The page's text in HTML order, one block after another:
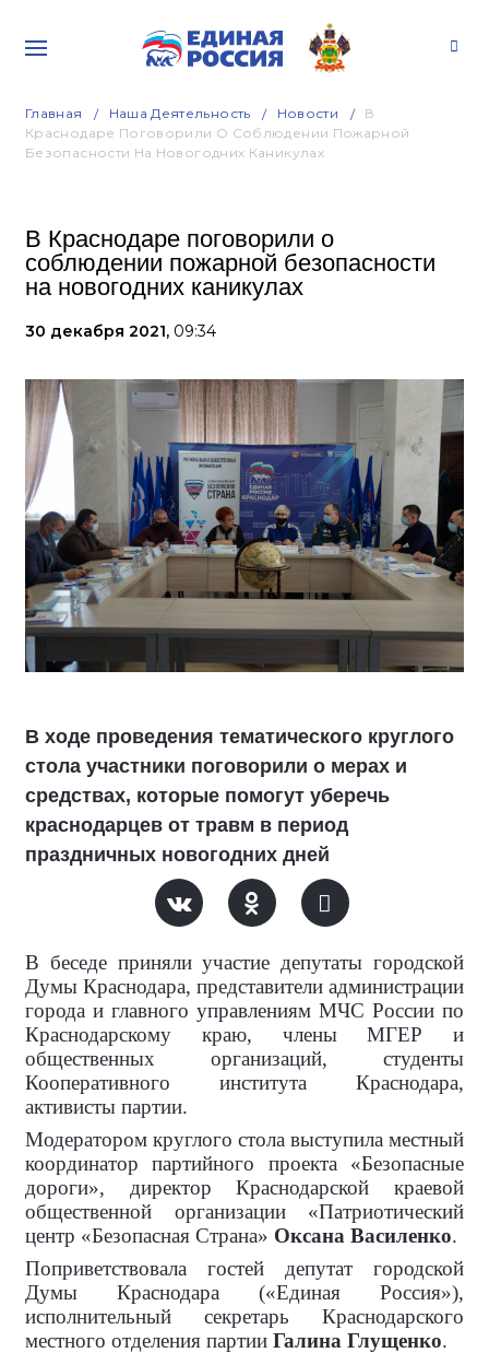
Главная Наша Деятельность Новости
В
Краснодаре Поговорили О Соблюдении Пожарной
Безопасности На Новогодних Каникулах
В Краснодаре поговорили о
соблюдении пожарной безопасности
на новогодних каникулах
30 декабря 2021, 09:34
В ходе проведения тематического круглого
стола участники поговорили о мерах и
средствах, которые помогут уберечь
краснодарцев от травм в период
праздничных новогодних дней
В беседе приняли участие депутаты городской
Думы Краснодара, представители администрации
города и главного управлениям МЧС России по
Краснодарскому краю, члены МГЕР и
общественных организаций, студенты
Кооперативного института Краснодара,
активисты партии.
Модератором круглого стола выступила местный
координатор партийного проекта «Безопасные
дороги», директор Краснодарской краевой
общественной организации «Патриотический
центр «Безопасная Страна» Оксана Василенко.
Поприветствовала гостей депутат городской
Думы Краснодара («Единая Россия»),
исполнительный секретарь Краснодарского
местного отделения партии Галина Глущенко.